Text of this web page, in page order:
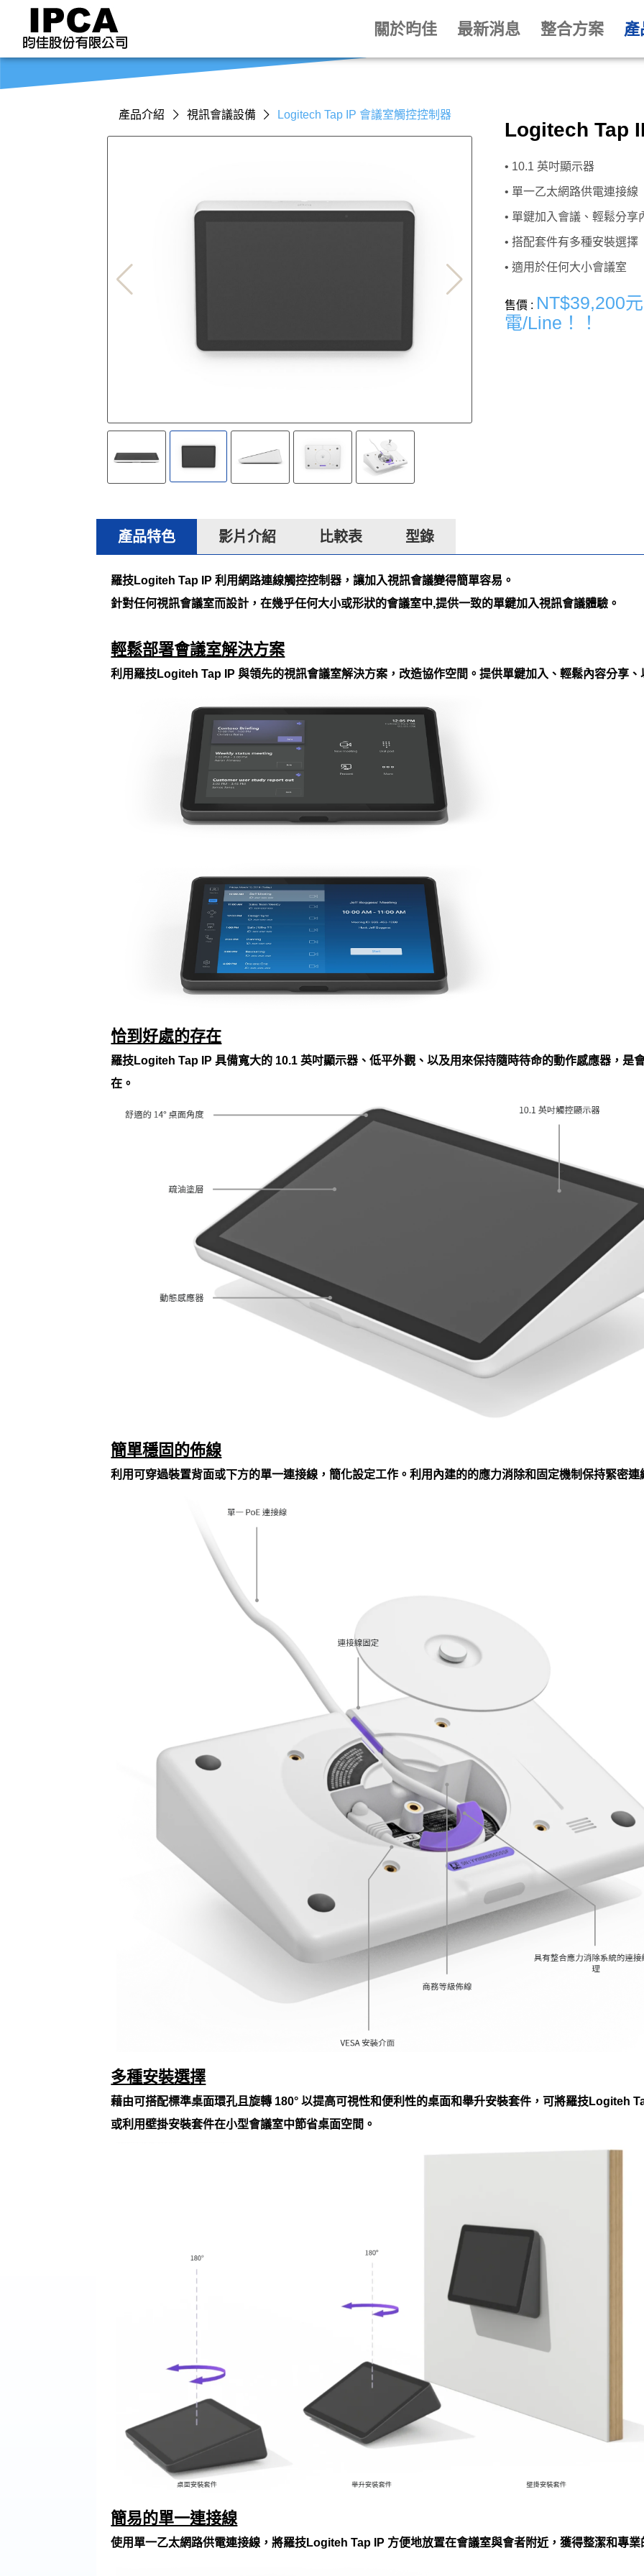
關於昀佳 最新消息 整合方案
產品介紹 視訊會議設備 Logitech Tap IP 會議室觸控控制器
Logitech Tap
• 10.1 英吋顯示器
• 單一乙太網路供電連接線
• 單鍵加入會議、輕鬆分享
• 搭配套件有多種安裝選擇
• 適用於任何大小會議室
售價 : NT$39,200
電/Line！！
產品特色 影片介紹 比較表 型錄
羅技Logiteh Tap IP 利用網路連線觸控控制器，讓加入視訊會議變得簡單容易。
針對任何視訊會議室而設計，在幾乎任何大小或形狀的會議室中,提供一致的單鍵加入視訊會議體驗。
輕鬆部署會議室解決方案
利用羅技Logiteh Tap IP 與領先的視訊會議室解決方案，改造協作空間。提供單鍵加入、輕鬆內容分享
恰到好處的存在
羅技Logiteh Tap IP 具備寬大的 10.1 英吋顯示器、低平外觀、以及用來保持隨時待命的動作感應器，是
在。
簡單穩固的佈線
利用可穿過裝置背面或下方的單一連接線，簡化設定工作。利用內建的的應力消除和固定機制保持緊密連
多種安裝選擇
藉由可搭配標準桌面環孔且旋轉 180° 以提高可視性和便利性的桌面和舉升安裝套件，可將羅技Logiteh
或利用壁掛安裝套件在小型會議室中節省桌面空間。
簡易的單一連接線
使用單一乙太網路供電連接線，將羅技Logiteh Tap IP 方便地放置在會議室與會者附近，獲得整潔和專業